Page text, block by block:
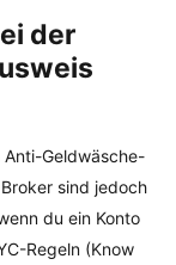
der
Geldwäsche-
sind jedoch
du ein Konto
Regeln (Know